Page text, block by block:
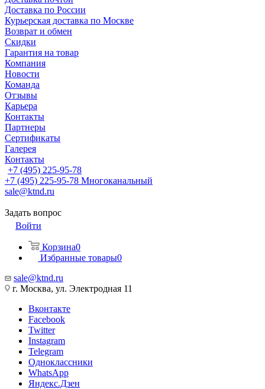
Доставка по России
Курьерская доставка по Москве
Возврат и обмен
Скидки
Гарантия на товар
Компания
Новости
Команда
Отзывы
Карьера
Контакты
Партнеры
Сертификаты
Галерея
Контакты
+7 (495) 225-95-78
+7 (495) 225-95-78 Многоканальный
sale@ktnd.ru
Задать вопрос
Войти
Корзина0
Избранные товары0
sale@ktnd.ru
г. Москва, ул. Электродная 11
Вконтакте
Facebook
Twitter
Instagram
Telegram
Одноклассники
WhatsApp
Яндекс.Дзен